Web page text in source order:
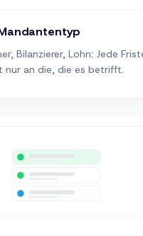
Bilanzierer, Lohn: Jede
nur an die, die es betrifft.